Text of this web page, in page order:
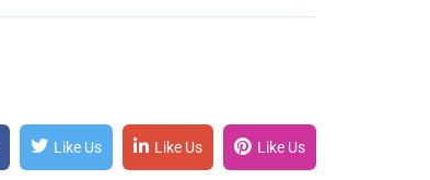
Like Us Like Us Like Us